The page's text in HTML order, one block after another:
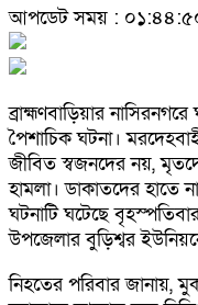
আপডেট সময় : ০১:৪৪:৫০
ব্রাহ্মণবাড়িয়ার
পৈশাচিক ঘটনা।
জীবিত স্বজনদের নয়,
হামলা। ডাকাতদের
ঘটনাটি ঘটেছে
উপজেলার বুড়িশ্বর
নিহতের পরিবার জানায়,